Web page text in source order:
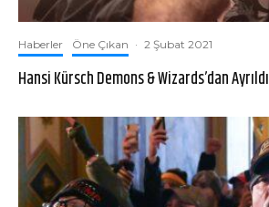
Haberler Öne Çıkan · 2 Şubat 2021
Hansi Kürsch Demons & Wizards’dan Ayrıldı